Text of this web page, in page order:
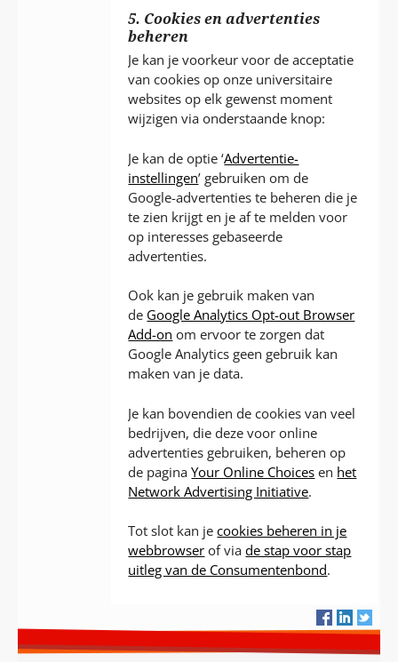
5. Cookies en advertenties
beheren
Je kan je voorkeur voor de acceptatie
van cookies op onze universitaire
websites op elk gewenst moment
wijzigen via onderstaande knop:
Je kan de optie ‘Advertentie-
instellingen’ gebruiken om de
Google-advertenties te beheren die je
te zien krijgt en je af te melden voor
op interesses gebaseerde
advertenties.
Ook kan je gebruik maken van
de Google Analytics Opt-out Browser
Add-on om ervoor te zorgen dat
Google Analytics geen gebruik kan
maken van je data.
Je kan bovendien de cookies van veel
bedrijven, die deze voor online
advertenties gebruiken, beheren op
de paginaYour Online Choices en het
Network Advertising Initiative.
Tot slot kan jecookies beheren in je
webbrowser of viade stap voor stap
uitleg van de Consumentenbond.